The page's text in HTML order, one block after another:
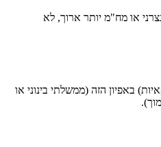
או מח"מ יותר ארוך, לא
באפיון הזה (ממשלתי בינוני או